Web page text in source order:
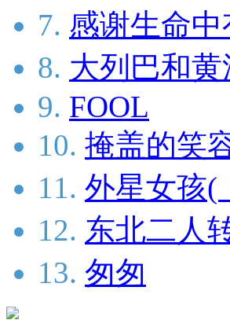
7. 感谢生命中
8. 大列巴和黄
9. FOOL
10. 掩盖的笑
11. 外星女孩(
12. 东北二人
13. 匆匆